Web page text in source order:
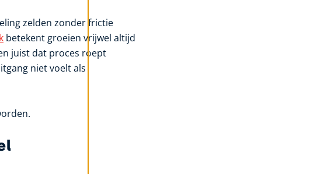
zelden zonder frictie
betekent groeien vrijwel altijd
juist dat proces roept
niet voelt als